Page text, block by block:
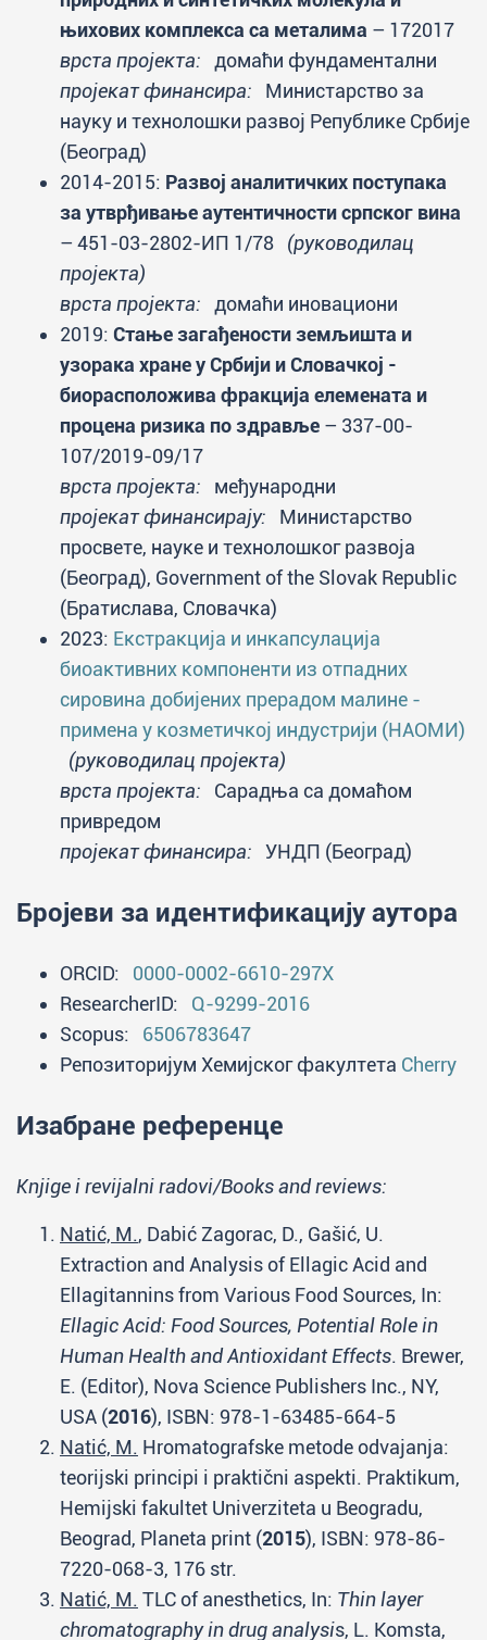
њихових комплекса са металима – 172017
врста пројекта: домаћи фундаментални
пројекат финансира: Министарство за
науку и технолошки развој Републике Србије
(Београд)
2014-2015: Развој аналитичких поступака
за утврђивање аутентичности српског вина
– 451-03-2802-ИП 1/78 (руководилац
пројекта)
врста пројекта: домаћи иновациони
2019: Стање загађености земљишта и
узорака хране у Србији и Словачкој -
биорасположива фракција елемената и
процена ризика по здравље – 337-00-
107/2019-09/17
врста пројекта: међународни
пројекат финансирају: Министарство
просвете, науке и технолошког развоја
(Београд), Government of the Slovak Republic
(Братислава, Словачка)
2023: Екстракција и инкапсулација
биоактивних компоненти из отпадних
сировина добијених прерадом малине -
примена у козметичкој индустрији (НАОМИ)
(руководилац пројекта)
врста пројекта: Сарадња са домаћом
привредом
пројекат финансира: УНДП (Београд)
Бројеви за идентификацију аутора
ORCID: 0000-0002-6610-297X
ResearcherID: Q-9299-2016
Scopus: 6506783647
Репозиторијум Хемијског факултета Cherry
Изабране референце
Knjige i revijalni radovi/Books and reviews:
Natić, M., Dabić Zagorac, D., Gašić, U.
Extraction and Analysis of Ellagic Acid and
Ellagitannins from Various Food Sources, In:
Ellagic Acid: Food Sources, Potential Role in
Human Health and Antioxidant Effects. Brewer,
E. (Editor), Nova Science Publishers Inc., NY,
USA (2016), ISBN: 978-1-63485-664-5
Natić, M. Hromatografske metode odvajanja:
teorijski principi i praktični aspekti. Praktikum,
Hemijski fakultet Univerziteta u Beogradu,
Beograd, Planeta print (2015), ISBN: 978-86-
7220-068-3, 176 str.
Natić, M. TLC of anesthetics, In: Thin layer
chromatography in drug analysis, L. Komsta,